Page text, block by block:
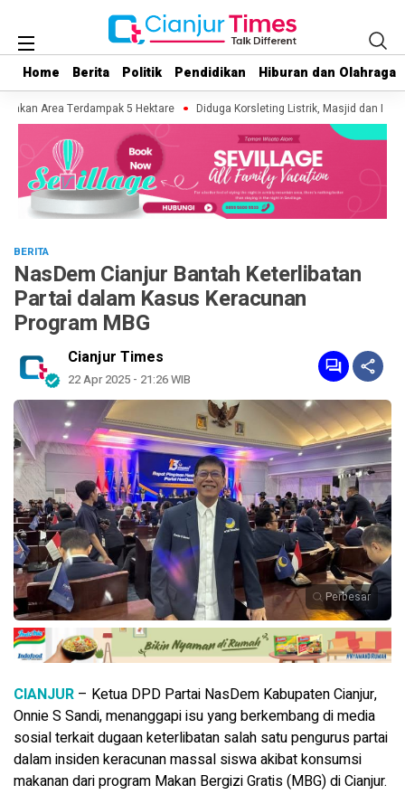
Home Berita Politik Pendidikan Hiburan dan Olahraga
Home Berita Politik Pendidikan Hiburan dan Olahraga
Area Terdampak 5 Hektare Diduga Korsleting Listrik, Masjid dan
BERITA
NasDem Cianjur Bantah Keterlibatan
Partai dalam Kasus Keracunan
Program MBG
Cianjur Times
22 Apr 2025 - 21:26 WIB
Perbesar
CIANJUR – Ketua DPD Partai NasDem Kabupaten Cianjur,
Onnie S Sandi, menanggapi isu yang berkembang di media
sosial terkait dugaan keterlibatan salah satu pengurus partai
dalam insiden keracunan massal siswa akibat konsumsi
makanan dari program Makan Bergizi Gratis (MBG) di Cianjur.